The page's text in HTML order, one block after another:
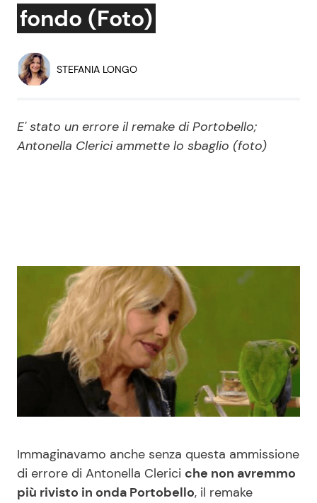
Economia
Persone Scomparse
Soap Opera
News Spettacolo
Benessere
Casa
Moda e Style
Mondo Mamma
Cucina e Ricette
Consigli di Cucina
Dolci
Le Ricette in TV
fondo (Foto)
STEFANIA LONGO
E' stato un errore il remake di Portobello;
Antonella Clerici ammette lo sbaglio (foto)
Immaginavamo anche senza questa ammissione
di errore di Antonella Clerici che non avremmo
più rivisto in onda Portobello, il remake